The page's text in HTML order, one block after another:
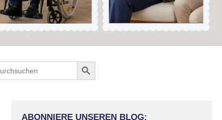
Search Button
ABONNIERE UNSEREN BLOG: